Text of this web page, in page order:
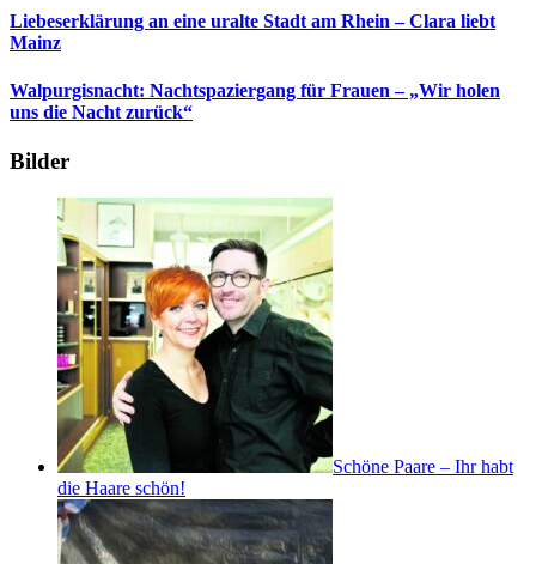
Liebeserklärung an eine uralte Stadt am Rhein – Clara liebt
Mainz
Walpurgisnacht: Nachtspaziergang für Frauen – „Wir holen
uns die Nacht zurück“
Bilder
Schöne Paare – Ihr habt
die Haare schön!